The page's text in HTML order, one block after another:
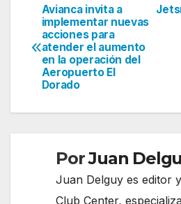
Navegación
de
entradas
Avianca invita a
implementar nuevas
acciones para
atender el aumento
en la operación del
Aeropuerto El
Dorado
PorJuan
Juan Delguy es editor
Club Center,